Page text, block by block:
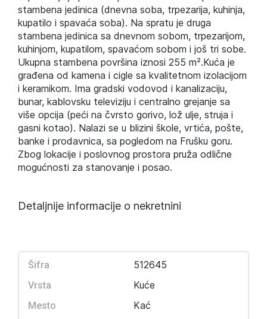
stambena jedinica (dnevna soba, trpezarija, kuhinja,
kupatilo i spavaća soba). Na spratu je druga
stambena jedinica sa dnevnom sobom, trpezarijom,
kuhinjom, kupatilom, spavaćom sobom i još tri sobe.
Ukupna stambena površina iznosi 255 m².Kuća je
građena od kamena i cigle sa kvalitetnom izolacijom
i keramikom. Ima gradski vodovod i kanalizaciju,
bunar, kablovsku televiziju i centralno grejanje sa
više opcija (peći na čvrsto gorivo, lož ulje, struja i
gasni kotao). Nalazi se u blizini škole, vrtića, pošte,
banke i prodavnica, sa pogledom na Frušku goru.
Zbog lokacije i poslovnog prostora pruža odlične
mogućnosti za stanovanje i posao.
Detaljnije informacije o nekretnini
Šifra 512645
Vrsta Kuće
Mesto Kać